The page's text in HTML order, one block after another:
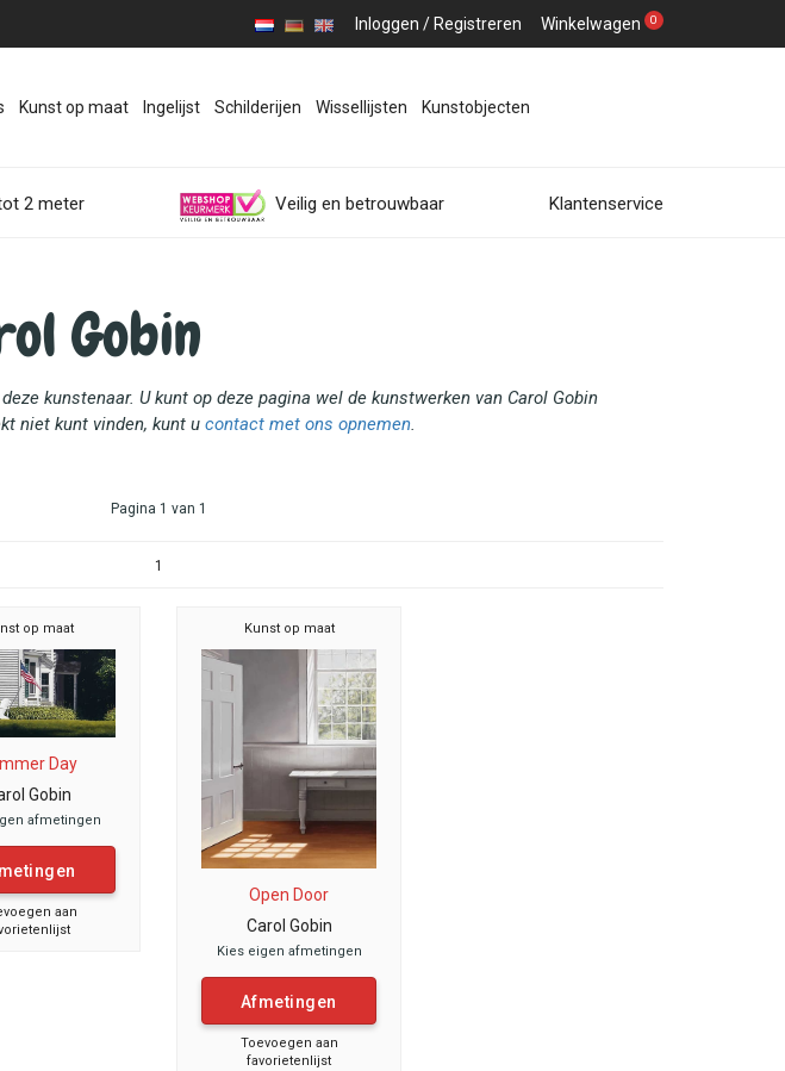
Inloggen / Registreren Winkelwagen 0
Kunst op maat Ingelijst Schilderijen Wissellijsten Kunstobjecten
2 meter Veilig en betrouwbaar Klantenservice
Gobin
kunstenaar. U kunt op deze pagina wel de kunstwerken van Carol Gobin
niet kunt vinden, kunt u contact met ons opnemen.
Pagina 1 van 1
1
op maat
Day
Gobin
afmetingen
aan
Kunst op maat
Open Door
Carol Gobin
Kies eigen afmetingen
Afmetingen
Toevoegen aan
favorietenlijst